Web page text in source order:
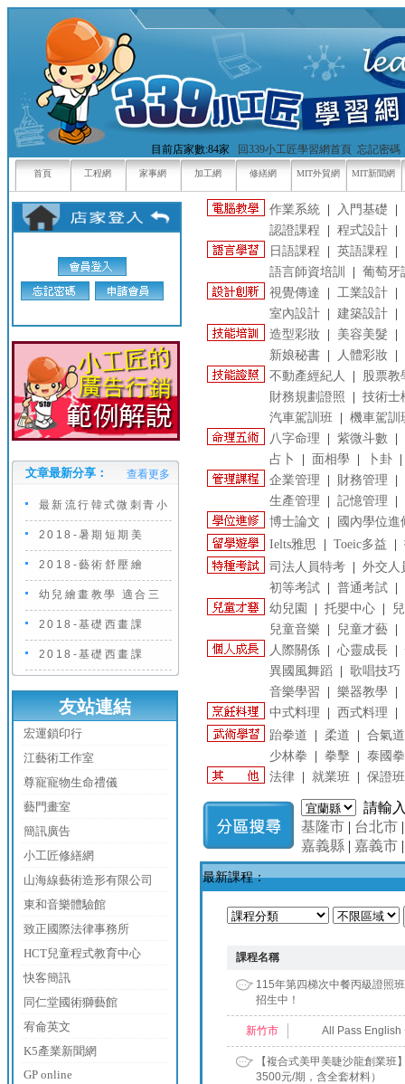
目前店家數:84家 回339小工匠學習網首頁 忘記密碼
首頁 工程網 家事網 加工網 修繕網 MIT外貿網 MIT新聞網
文章最新分享： 查看更多
最新流行韓式微刺青小
2018-暑期短期美
2018-藝術舒壓繪
幼兒繪畫教學 適合三
2018-基礎西畫課
2018-基礎西畫課
友站連結
宏運鎖印行
江藝術工作室
尊寵寵物生命禮儀
藝門畫室
簡訊廣告
小工匠修繕網
山海線藝術造形有限公司
東和音樂體驗館
致正國際法律事務所
HCT兒童程式教育中心
快客簡訊
同仁堂國術獅藝館
宥侖英文
K5產業新聞網
GP online
作業系統| 入門基礎
認證課程
程式設計|
日語課程
英語課程
語言師資培訓
葡萄牙
視覺傳達
工業設計|
室內設計| 建築設計|
造型彩妝| 美容美髮
新娘秘書| 人體彩妝|
不動產經紀人
股票教
財務規劃證照
技術士
汽車駕訓班| 機車駕訓
八字命理
紫微斗數
占卜
面相學| 卜卦
企業管理
財務管理
生產管理
記憶管理
博士論文
國內學位進
Ielts雅思
Toeic多益
司法人員特考| 外交人
初等考試| 普通考試|
幼兒園
托嬰中心|
兒童音樂
兒童才藝|
人際關係| 心靈成長|
異國風舞蹈| 歌唱技巧
音樂學習
樂器教學|
中式料理
西式料理
跆拳道
柔道 合氣道
少林拳
拳擊| 泰國拳
法律| 就業班| 保證班
請輸
基隆市| 台北市
嘉義縣| 嘉義市
最新課程：
課程名稱
115年第四梯次中餐丙級證照
招生中！
新竹市 All Pass English
【複合式美甲美睫沙龍創業班
3500元/期，含全套材料）